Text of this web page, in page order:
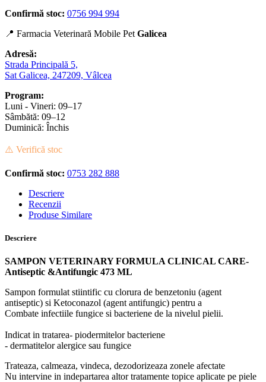
Confirmă stoc: 0756 994 994
📍 Farmacia Veterinară Mobile Pet Galicea
Adresă:
Strada Principală 5,
Sat Galicea, 247209, Vâlcea
Program:
Luni - Vineri: 09–17
Sâmbătă: 09–12
Duminică: Închis
⚠️ Verifică stoc
Confirmă stoc: 0753 282 888
Descriere
Recenzii
Produse Similare
Descriere
SAMPON VETERINARY FORMULA CLINICAL CARE-
Antiseptic &Antifungic 473 ML
Sampon formulat stiintific cu clorura de benzetoniu (agent
antiseptic) si Ketoconazol (agent antifungic) pentru a
Combate infectiile fungice si bacteriene de la nivelul pielii.
Indicat in tratarea- piodermitelor bacteriene
- dermatitelor alergice sau fungice
Trateaza, calmeaza, vindeca, dezodorizeaza zonele afectate
Nu intervine in indepartarea altor tratamente topice aplicate pe piele